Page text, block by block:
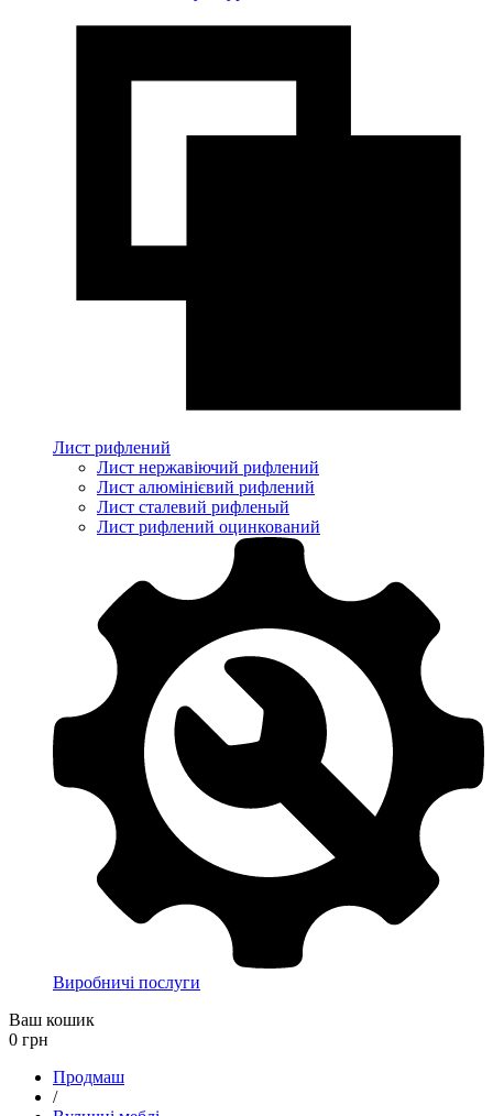
Лист рифлений
Лист нержавіючий рифлений
Лист алюмінієвий рифлений
Лист сталевий рифленый
Лист рифлений оцинкований
Виробничі послуги
Ваш кошик
0 грн
Продмаш
/